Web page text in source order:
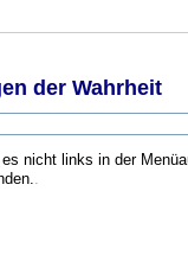
der Wahrheit
nicht links in der